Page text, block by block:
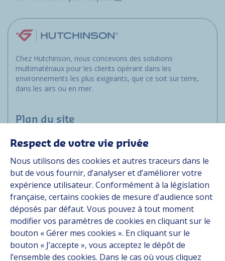
Chez Hutchinson, nous concevons des solutions
multimatériaux pour les clients opérant dans les
environnements les plus exigeants, que ce soit sur terre,
dans les airs ou en mer.
Plan du site
Marchés
Solutions
Ressources
À propos
Carrière
Contact
Suivez-nous
Respect de votre vie privée
Nous utilisons des cookies et autres traceurs dans le
but de vous fournir, d’analyser et d’améliorer votre
expérience utilisateur. Conformément à la législation
française, certains cookies de mesure d'audience sont
déposés par défaut. Vous pouvez à tout moment
modifier vos paramètres de cookies en cliquant sur le
bouton « Gérer mes cookies ». En cliquant sur le
bouton « J’accepte », vous acceptez le dépôt de
l’ensemble des cookies. Dans le cas où vous cliquez